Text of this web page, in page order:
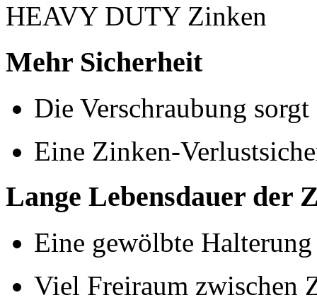
HEAVY DUTY Zinken
Mehr Sicherheit
Die Verschraubung
Eine Zinken-
Lange Lebensdauer der
Eine gewölbte
Viel Freiraum zwischen